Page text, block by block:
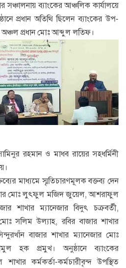
সঞ্চালনায় ব্যাংকের আঞ্চলিক কার্যালয়ে
প্রধান অতিথি ছিলেন ব্যাংকের উপ-
প্রধান মোঃ আব্দুল লতিফ।
রহমান ও মাধব রায়ের সহধর্মিনী
মাধ্যমে স্মৃতিচারণমূলক বক্তব্য দেন
মোঃ লুৎফুল মজিদ জুয়েল, আশরাফুল
শাখার ম্যানেজার বিদুৎ চক্রবর্তী,
মোঃ সলিম উল্যাহ, রবির বাজার শাখার
বাজার শাখার ম্যানেজার মোঃ
হক প্রমুখ। অনুষ্ঠানে ব্যাংকের
কর্মকর্তা-কর্মচারীবৃন্দ উপস্থিত